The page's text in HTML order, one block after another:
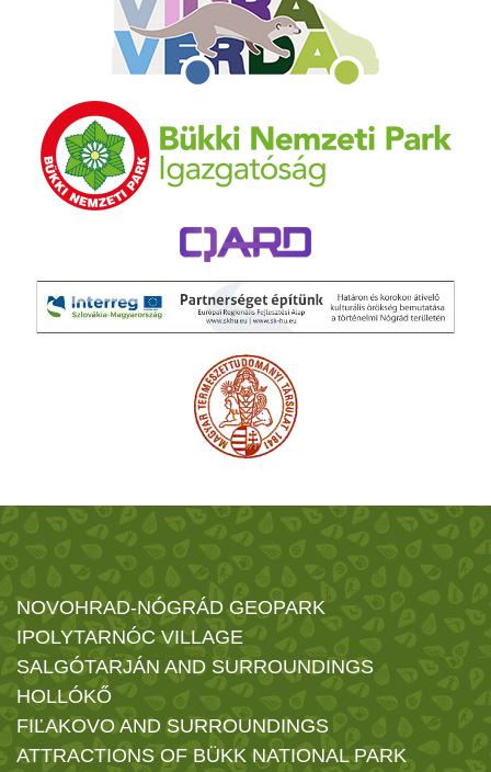
NOVOHRAD-NÓGRÁD GEOPARK
IPOLYTARNÓC VILLAGE
SALGÓTARJÁN AND SURROUNDINGS
HOLLÓKŐ
FIĽAKOVO AND SURROUNDINGS
ATTRACTIONS OF BÜKK NATIONAL PARK